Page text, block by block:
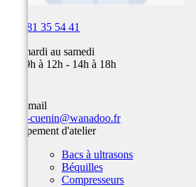
03 81 35 54 41
Du mardi au samedi
de 09h à 12h - 14h à 18h
Par email
team-cuenin@wanadoo.fr
Equipement d'atelier
Bacs à ultrasons
Béquilles
Compresseurs